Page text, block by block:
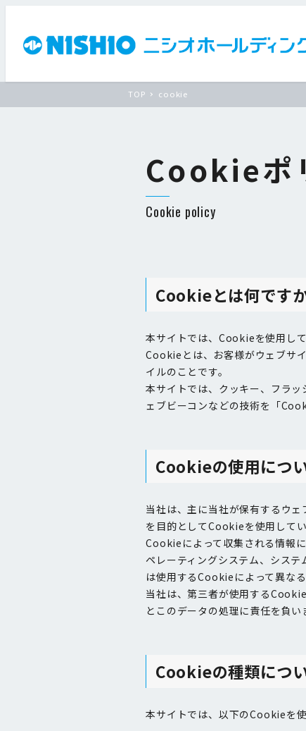
TOP cookie
Cookieポ
Cookie policy
Cookieとは何です
本サイトでは、Cookieを使用して
Cookieとは、お客様がウェブサ
イルのことです。
本サイトでは、クッキー、フラ
ェブビーコンなどの技術を「
Cookieの使用につ
当社は、主に当社が保有するウ
を目的としてCookieを使用してい
Cookieによって収集される情報
ペレーティングシステム、シス
は使用するCookieによって異なる
当社は、第三者が使用する
とこのデータの処理に責任を負い
Cookieの種類につ
本サイトでは、以下のCookieを使